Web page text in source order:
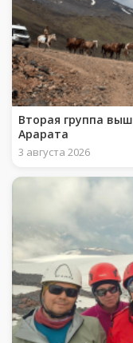
Вторая группа
Арарата
3 августа 2026